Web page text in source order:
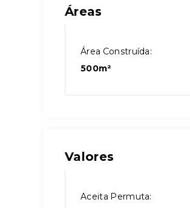
Áreas
Área Construída:
500m²
Valores
Aceita Permuta: